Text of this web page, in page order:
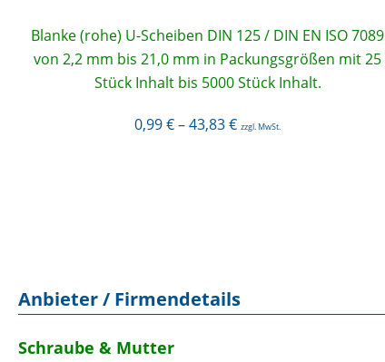
Blanke (rohe) U-Scheiben DIN 125 / DIN EN ISO 7089
von 2,2 mm bis 21,0 mm in Packungsgrößen mit 25
Stück Inhalt bis 5000 Stück Inhalt.
0,99€–43,83€ zzgl. MwSt.
Anbieter / Firmendetails
Schraube & Mutter